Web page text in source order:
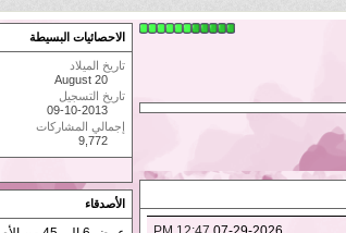
الاحصائيات البسيطة
تاريخ الميلاد
August 20
تاريخ التسجيل
09-10-2013
إجمالي المشاركات
9,772
الأصدقاء